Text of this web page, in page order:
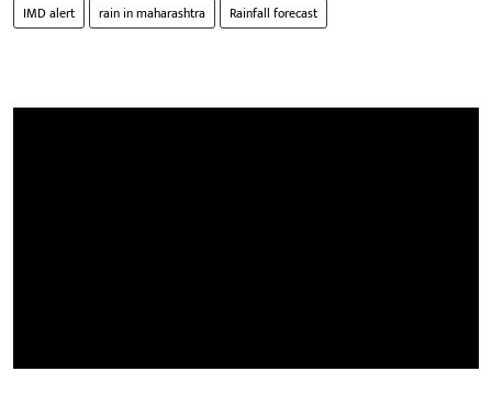
IMD alert
rain in maharashtra Rainfall forecast